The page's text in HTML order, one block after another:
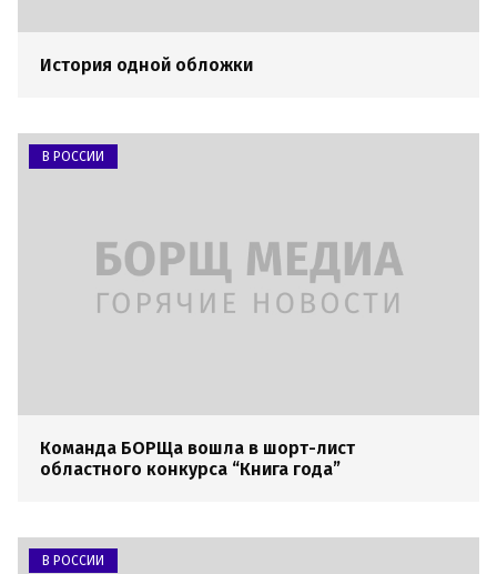
История одной обложки
В РОССИИ
Команда БОРЩа вошла в шорт-лист
областного конкурса “Книга года”
В РОССИИ